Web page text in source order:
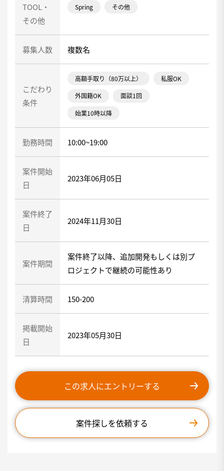
TOOL・
その他
Spring その他
募集人数 複数名
こだわり
条件
高額手取り（80万以上） 私服OK
外国籍OK 面談1回
始業10時以降
勤務時間 10:00~19:00
案件開始
日
2023年06月05日
案件終了
日
2024年11月30日
案件期間
案件終了以降、追加開発もしくは別プ
ロジェクトで継続の可能性あり
清算時間 150-200
掲載開始
日
2023年05月30日
この求人にエントリーする
案件探しを依頼する